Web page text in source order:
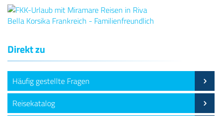
Direkt zu
Häufig gestellte Fragen
Reisekatalog